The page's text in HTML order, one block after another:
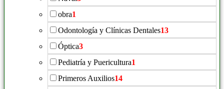
obra1
Odontología y Clínicas Dentales13
Óptica3
Pediatría y Puericultura1
Primeros Auxilios14